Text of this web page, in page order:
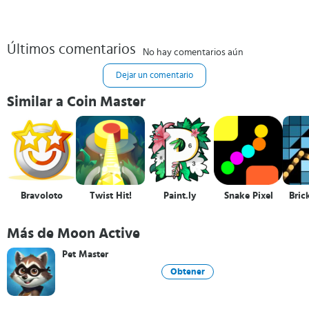
Últimos comentarios No hay comentarios aún
Dejar un comentario
Similar a Coin Master
Bravoloto Twist Hit! Paint.ly Snake Pixel
Más de Moon Active
Pet Master
Obtener